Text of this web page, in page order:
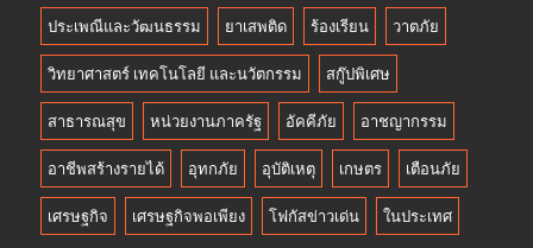
ประเพณีและวัฒนธรรม ยาเสพติด ร้องเรียน วาตภัย
วิทยาศาสตร์ เทคโนโลยี และนวัตกรรม สกู๊ปพิเศษ
สาธารณสุข หน่วยงานภาครัฐ อัคคีภัย อาชญากรรม
อาชีพสร้างรายได้ อุทกภัย อุบัติเหตุ เกษตร เตือนภัย
เศรษฐกิจ เศรษฐกิจพอเพียง โฟกัสข่าวเด่น ในประเทศ